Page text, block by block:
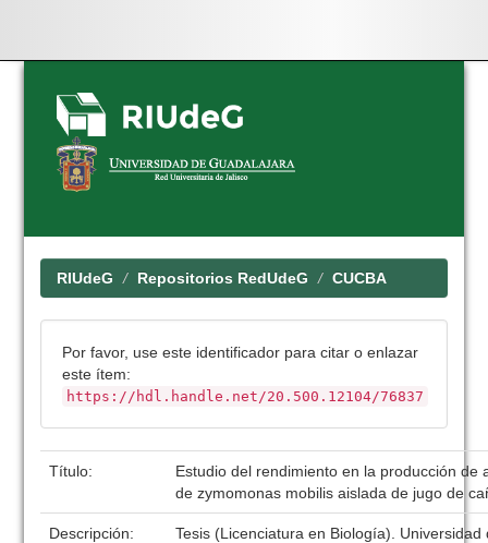
Skip
navigation
RIUdeG Repositorios RedUdeG CUCBA
Por favor, use este identificador para citar o enlazar
este ítem:
https://hdl.handle.net/20.500.12104/76837
Título:
Estudio del rendimiento en la producción de
de zymomonas mobilis aislada de jugo de
Descripción:
Tesis (Licenciatura en Biología). Universidad